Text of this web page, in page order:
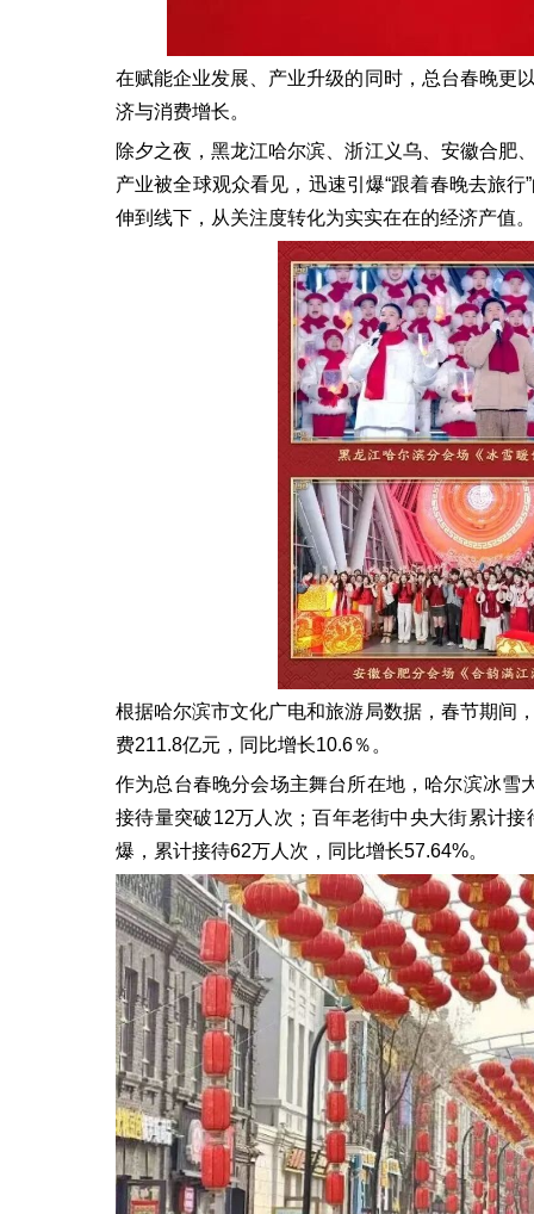
在赋能企业发展、产业升级的同时，总台春晚更
济与消费增长。
除夕之夜，黑龙江哈尔滨、浙江义乌、安徽合肥
产业被全球观众看见，迅速引爆“跟着春晚去旅
伸到线下，从关注度转化为实实在在的经济产值。
根据哈尔滨市文化广电和旅游局数据，春节期间
费211.8亿元，同比增长10.6％。
作为总台春晚分会场主舞台所在地，哈尔滨冰雪
接待量突破12万人次；百年老街中央大街累计
爆，累计接待62万人次，同比增长57.64%。